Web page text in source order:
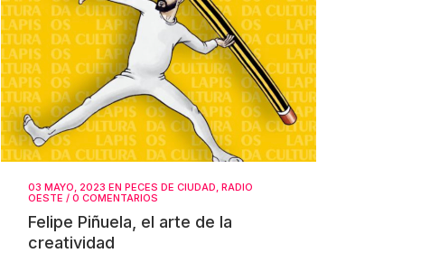
03 MAYO, 2023 EN PECES DE CIUDAD RADIO
OESTE / 0 COMENTARIOS
Felipe Piñuela, el arte de la
creatividad